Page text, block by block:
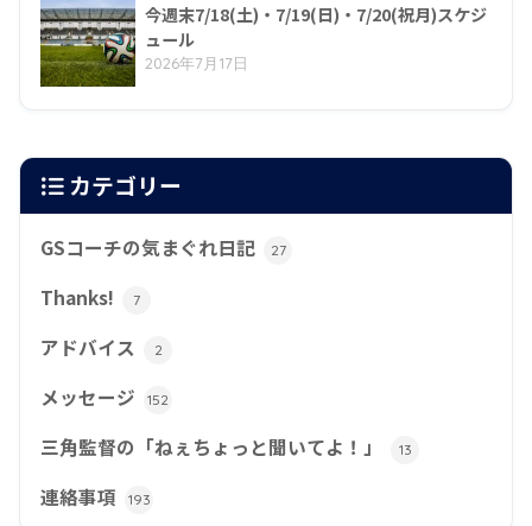
今週末7/18(土)・7/19(日)・7/20(祝月)スケジ
ュール
2026年7月17日
カテゴリー
GSコーチの気まぐれ日記 27
Thanks! 7
アドバイス 2
メッセージ 152
三角監督の「ねぇちょっと聞いてよ！」 13
連絡事項 193